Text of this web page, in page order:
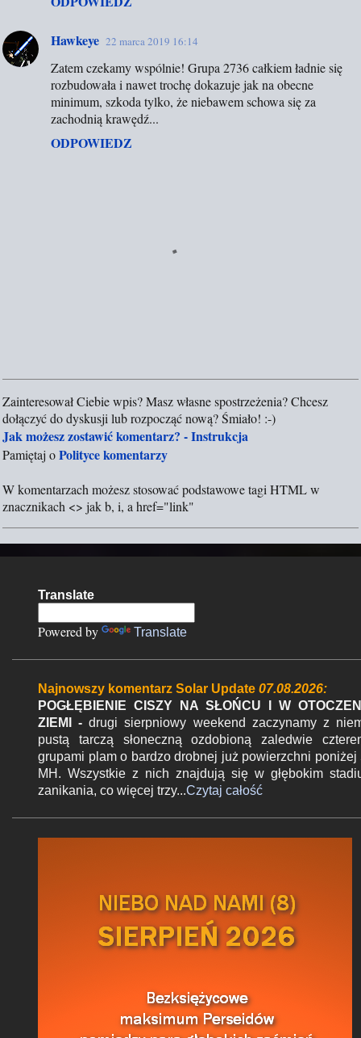
z
Hawkeye 22 marca 2019 16:14
Zatem czekamy wspólnie! Grupa 2736 całkiem ładnie się
rozbudowała i nawet trochę dokazuje jak na obecne
minimum, szkoda tylko, że niebawem schowa się za
zachodnią krawędź...
ODPOWIEDZ
P
r
z
e
i
k
Zainteresował Ciebie wpis? Masz własne spostrzeżenia? Chcesz
dołączyć do dyskusji lub rozpocząć nową? Śmiało! :-)
Jak możesz zostawić komentarz? - Instrukcja
Pamiętaj oPolityce komentarzy
W komentarzach możesz stosować podstawowe tagi HTML w
znacznikach <> jak b, i, a href="link"
Translate
Powered by Translate
Najnowszy komentarz Solar Update 07.08.2026:
POGŁĘBIENIE CISZY NA SŁOŃCU I W
ZIEMI - drugi sierpniowy weekend zaczynamy z
pustą tarczą słoneczną ozdobioną zaledwie
grupami plam o bardzo drobnej już powierzchni poniżej
MH. Wszystkie z nich znajdują się w głębokim
zanikania, co więcej trzy...Czytaj całość